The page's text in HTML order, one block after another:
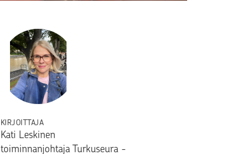
KIRJOITTAJA
Kati Leskinen
toiminnanjohtaja Turkuseura -